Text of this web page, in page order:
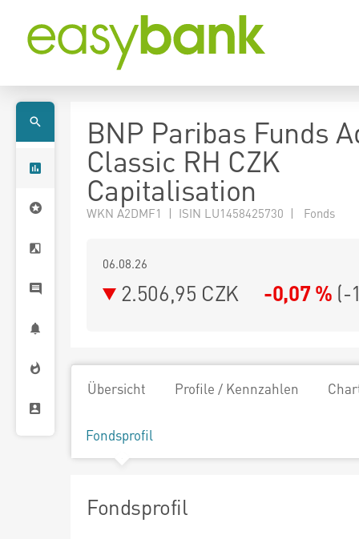
BNP Paribas Funds
Classic RH CZK
Capitalisation
WKN A2DMF1 | ISIN LU1458425730 | Fonds
06.08.26
2.506,95 CZK -0,07 % (-
Übersicht Profile / Kennzahlen
Fondsprofil
Fondsprofil